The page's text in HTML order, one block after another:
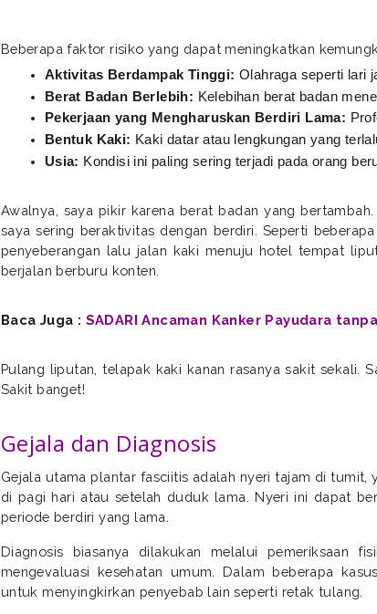
Beberapa faktor risiko yang dapat meningkatkan
Aktivitas Berdampak Tinggi: Olahraga seperti lari
Berat Badan Berlebih: Kelebihan berat badan
Pekerjaan yang Mengharuskan Berdiri Lama:
Bentuk Kaki: Kaki datar atau lengkungan yang
Usia: Kondisi ini paling sering terjadi pada orang
Awalnya, saya pikir karena berat badan yang
saya sering beraktivitas dengan berdiri. Seperti
penyeberangan lalu jalan kaki menuju hotel tempat
berjalan berburu konten.
Baca Juga : SADARI Ancaman Kanker Payudara
Pulang liputan, telapak kaki kanan rasanya sakit sekali.
Sakit banget!
Gejala dan Diagnosis
Gejala utama plantar fasciitis adalah nyeri tajam di
di pagi hari atau setelah duduk lama. Nyeri ini dapat
periode berdiri yang lama.
Diagnosis biasanya dilakukan melalui pemeriksaan
mengevaluasi kesehatan umum. Dalam beberapa
untuk menyingkirkan penyebab lain seperti retak tulang.